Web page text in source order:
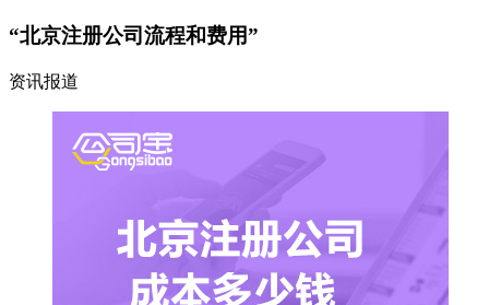
“北京注册公司流程和费用”
资讯报道